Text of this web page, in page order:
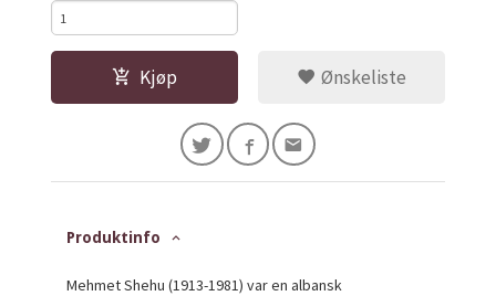
Kjøp Ønskeliste
Produktinfo
Mehmet Shehu (1913-1981) var en albansk